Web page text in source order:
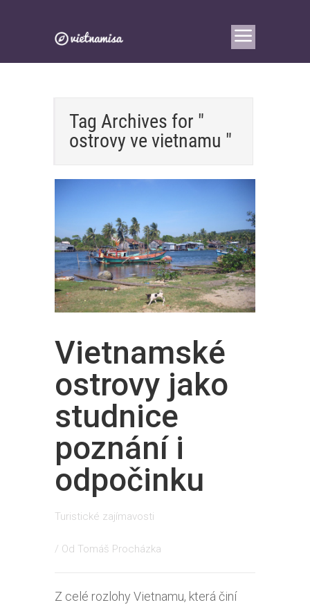
Tag Archives for "
ostrovy ve vietnamu "
Vietnamské
ostrovy jako
studnice
poznání i
odpočinku
Turistické zajímavosti
/ Od Tomáš Procházka
Z celé rozlohy Vietnamu, která činí